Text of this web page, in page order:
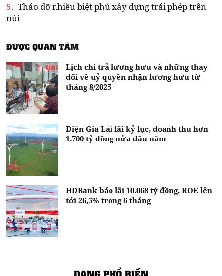
5. Tháo dỡ nhiều biệt phủ xây dựng trái phép trên
núi
ĐƯỢC QUAN TÂM
Lịch chi trả lương hưu và những thay
đổi về uỷ quyền nhận lương hưu từ
tháng 8/2025
Điện Gia Lai lãi kỷ lục, doanh thu hơn
1.700 tỷ đồng nửa đầu năm
HDBank báo lãi 10.068 tỷ đồng, ROE lên
tới 26,5% trong 6 tháng